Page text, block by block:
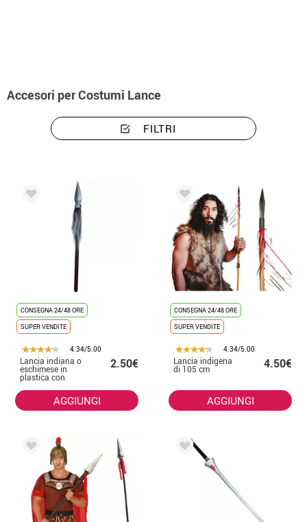
Accesori per Costumi Lance
FILTRI
CONSEGNA 24/48 ORE
SUPER VENDITE
4.34/5.00
Lancia indiana o
eschimese in
plastica con
capelli, 43 cm
2.50€
AGGIUNGI
CONSEGNA 24/48 ORE
SUPER VENDITE
4.34/5.00
Lancia indigena
di 105 cm 4.50€
AGGIUNGI